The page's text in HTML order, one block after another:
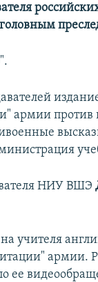
армии против
НИУ ВШЭ
учителя
армии.
ее